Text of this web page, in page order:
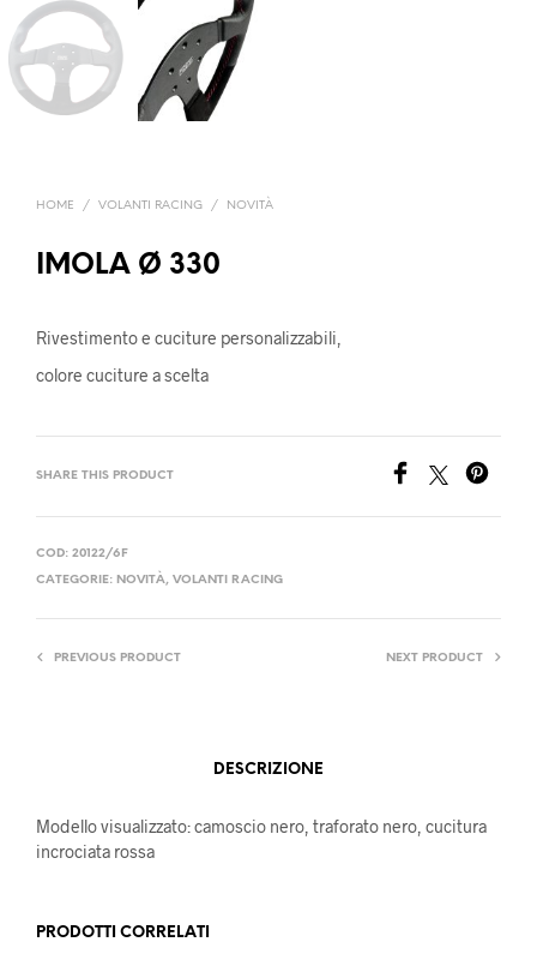
HOME / VOLANTI RACING / NOVITÀ
IMOLA Ø 330
Rivestimento e cuciture personalizzabili,
colore cuciture a scelta
SHARE THIS PRODUCT
COD: 20122/6F
CATEGORIE: NOVITÀ, VOLANTI RACING
PREVIOUS PRODUCT NEXT PRODUCT
DESCRIZIONE
Modello visualizzato: camoscio nero, traforato nero, cucitura
incrociata rossa
PRODOTTI CORRELATI